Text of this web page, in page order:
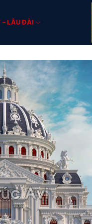
– LÂU ĐÀI